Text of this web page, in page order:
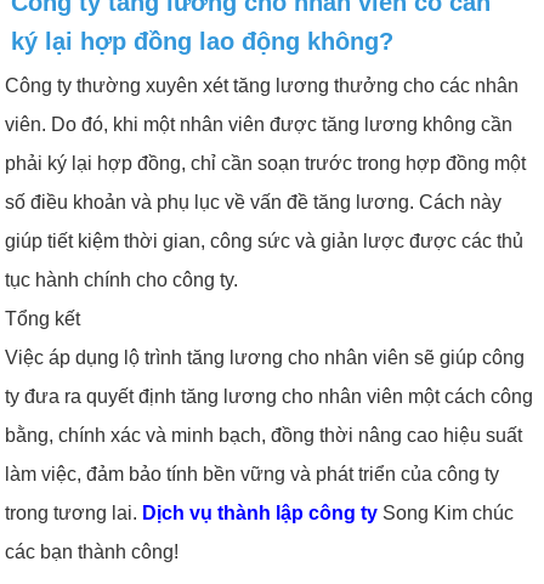
ký lại hợp đồng lao động không?
Công ty thường xuyên xét tăng lương thưởng cho các nhân
viên. Do đó, khi một nhân viên được tăng lương không cần
phải ký lại hợp đồng, chỉ cần soạn trước trong hợp đồng một
số điều khoản và phụ lục về vấn đề tăng lương. Cách này
giúp tiết kiệm thời gian, công sức và giản lược được các thủ
tục hành chính cho công ty.
Tổng kết
Việc áp dụng lộ trình tăng lương cho nhân viên sẽ giúp công
ty đưa ra quyết định tăng lương cho nhân viên một cách công
bằng, chính xác và minh bạch, đồng thời nâng cao hiệu suất
làm việc, đảm bảo tính bền vững và phát triển của công ty
trong tương lai. Dịch vụ thành lập công ty Song Kim chúc
các bạn thành công!